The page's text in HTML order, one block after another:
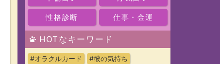
性格診断 仕事・金運
HOTなキーワード
#オラクルカード
#彼の気持ち